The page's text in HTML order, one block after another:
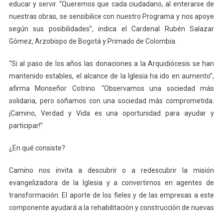
educar y servir. “Queremos que cada ciudadano, al enterarse de
nuestras obras, se sensibilice con nuestro Programa y nos apoye
según sus posibilidades”, indica el Cardenal Rubén Salazar
Gómez, Arzobispo de Bogotá y Primado de Colombia.
“Si al paso de los años las donaciones a la Arquidiócesis se han
mantenido estables, el alcance de la Iglesia ha ido en aumento”,
afirma Monseñor Cotrino. “Observamos una sociedad más
solidaria, pero soñamos con una sociedad más comprometida.
¡Camino, Verdad y Vida es una oportunidad para ayudar y
participar!”
¿En qué consiste?
Camino nos invita a descubrir o a redescubrir la misión
evangelizadora de la Iglesia y a convertirnos en agentes de
transformación. El aporte de los fieles y de las empresas a este
componente ayudará a la rehabilitación y construcción de nuevas